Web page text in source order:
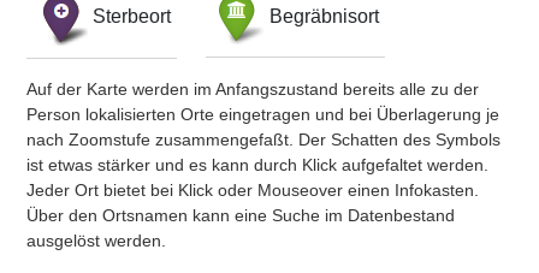
Sterbeort Begräbnisort
Auf der Karte werden im Anfangszustand bereits alle zu der
Person lokalisierten Orte eingetragen und bei Überlagerung je
nach Zoomstufe zusammengefaßt. Der Schatten des Symbols
ist etwas stärker und es kann durch Klick aufgefaltet werden.
Jeder Ort bietet bei Klick oder Mouseover einen Infokasten.
Über den Ortsnamen kann eine Suche im Datenbestand
ausgelöst werden.